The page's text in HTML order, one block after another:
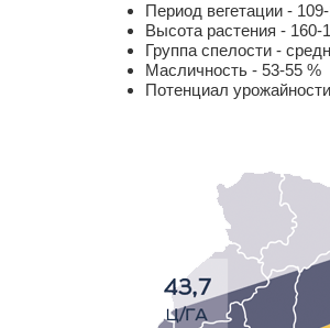
Период вегетации -
Высота растения - 160-
Группа спелости -
Масличность - 53-55 %
Потенциал